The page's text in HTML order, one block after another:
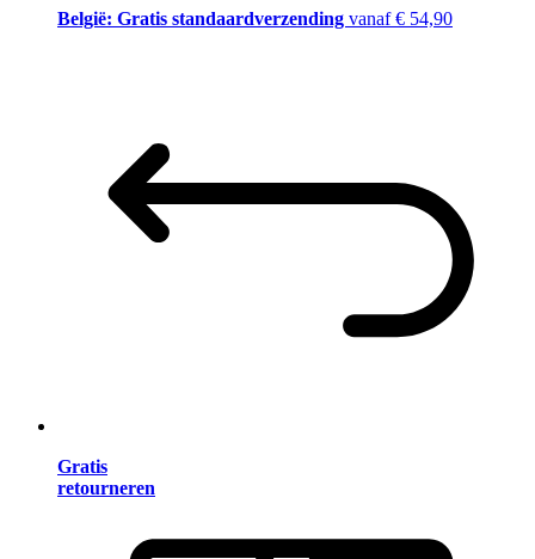
België: Gratis standaardverzending vanaf € 54,90
Gratis
retourneren